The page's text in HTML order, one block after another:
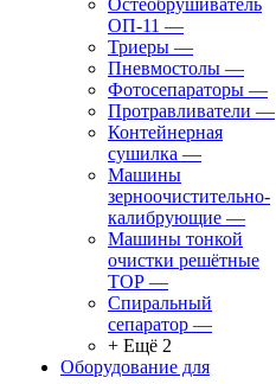
Остеобрушиватель
ОП-11 —
Триеры —
Пневмостолы —
Фотосепараторы —
Протравливатели —
Контейнерная
сушилка —
Машины
зерноочистительно-
калибрующие —
Машины тонкой
очистки решётные
ТОР —
Спиральный
сепаратор —
+ Ещё 2
Оборудование для